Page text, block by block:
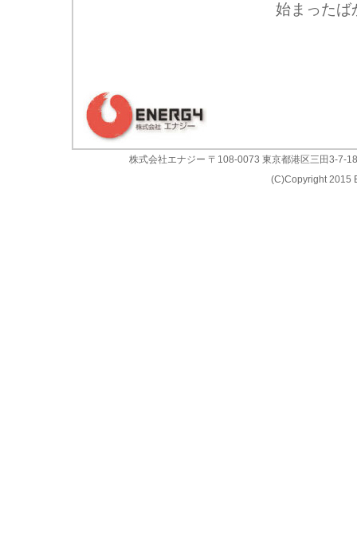
始まったば
株式会社エナジー 〒108-0073 東京都港区三田3-7-
(C)Copyright 2015